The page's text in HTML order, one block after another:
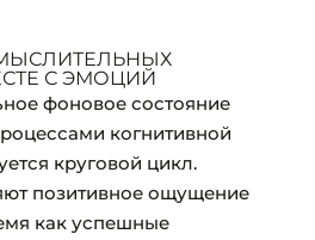
С ЭМОЦИЙ
фоновое состояние
когнитивной
круговой цикл.
позитивное ощущение
как успешные